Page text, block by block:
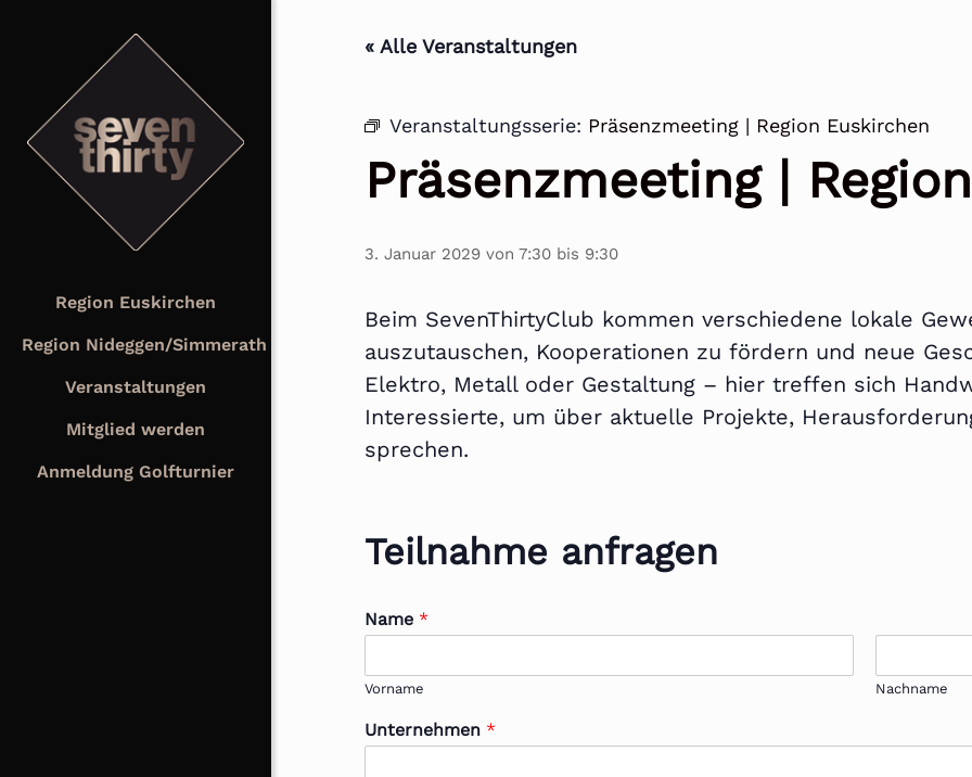
Region Euskirchen
Region Nideggen/Simmerath
Veranstaltungen
Mitglied werden
Anmeldung Golfturnier
« Alle Veranstaltungen
Veranstaltungsserie: Präsenzmeeting | Region Euskirchen
Präsenzmeeting |
3. Januar 2029 von 7:30 bis 9:30
Beim SevenThirtyClub kommen verschiedene lokale
auszutauschen, Kooperationen zu fördern und neue
Elektro, Metall oder Gestaltung – hier treffen sich
Interessierte, um über aktuelle Projekte,
sprechen.
Teilnahme anfragen
Name *
Vorname Nachname
Unternehmen *